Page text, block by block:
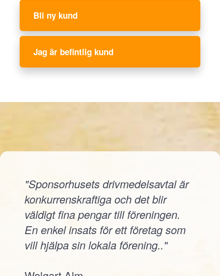
Bli ny kund
Jag är befintlig kund
"Sponsorhusets drivmedelsavtal är
konkurrenskraftiga och det blir
väldigt fina pengar till föreningen.
En enkel insats för ett företag som
vill hjälpa sin lokala förening.."